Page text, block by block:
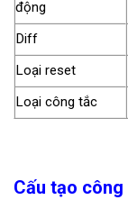
động
Diff
Loại reset
Loại công tắc
Cấu tạo